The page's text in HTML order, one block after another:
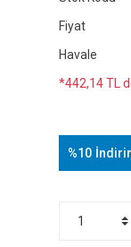
Fiyat
Havale
*442,14 TL
%10